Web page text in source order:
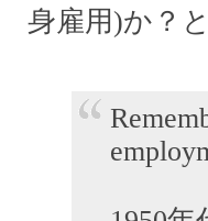
身雇用)か？